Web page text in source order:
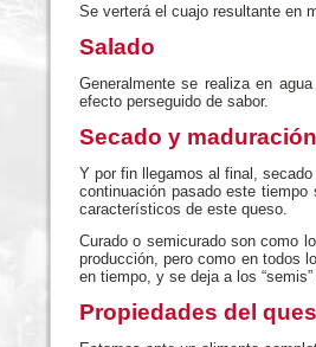
Se verterá el cuajo resultante en
Salado
Generalmente se realiza en
efecto perseguido de sabor.
Secado y maduración
Y por fin llegamos al final,
continuación pasado este
característicos de este queso.
Curado o semicurado son como
producción, pero como en todos
en tiempo, y se deja a los
Propiedades del